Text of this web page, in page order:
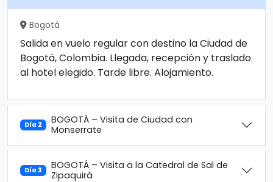
Bogotá
Salida en vuelo regular con destino la Ciudad de
Bogotá, Colombia. Llegada, recepción y traslado
al hotel elegido. Tarde libre. Alojamiento.
Día 2
BOGOTÁ – Visita de Ciudad con
Monserrate
Día 3
BOGOTÁ – Visita a la Catedral de Sal de
Zipaquirá